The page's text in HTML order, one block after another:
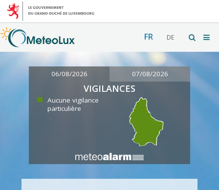
FR DE
06/08/2026 07/08/2026
VIGILANCES
Aucune vigilance
particulière